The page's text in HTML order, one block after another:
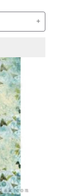
+